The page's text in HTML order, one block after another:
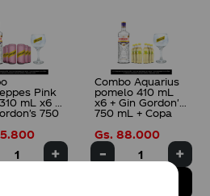
Pink
mL x6 +
750
.800
Combo Aquarius
pomelo 410 mL
x6 + Gin Gordon's
750 mL + Copa
Gs. 88.000